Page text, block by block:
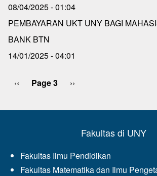
08/04/2025 - 01:04
PEMBAYARAN UKT UNY BAGI
BANK BTN
14/01/2025 - 04:01
Pagination
Previous
‹‹ Page 3
Next
››
Fakultas di UNY
Fakultas Ilmu Pendidikan
Fakultas Matematika dan Ilmu